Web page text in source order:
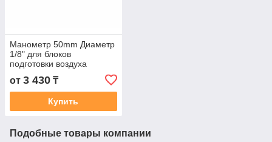
Манометр 50mm Диаметр
1/8" для блоков
подготовки воздуха
от 3 430 ₸
Купить
Подобные товары компании